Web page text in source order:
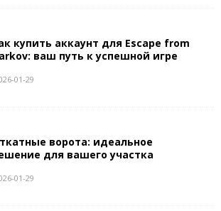
купить аккаунт для Escape from
ваш путь к успешной игре
01-29
ворота: идеальное
для вашего участка
01-29